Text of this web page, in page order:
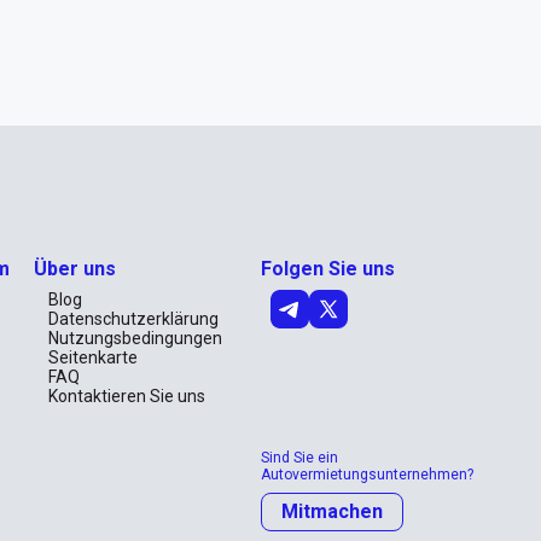
Über uns
Blog
Datenschutzerklärung
Nutzungsbedingungen
Seitenkarte
FAQ
Kontaktieren Sie uns
Folgen Sie uns
Sind Sie ein
Autovermietungsunternehmen?
Mitmachen